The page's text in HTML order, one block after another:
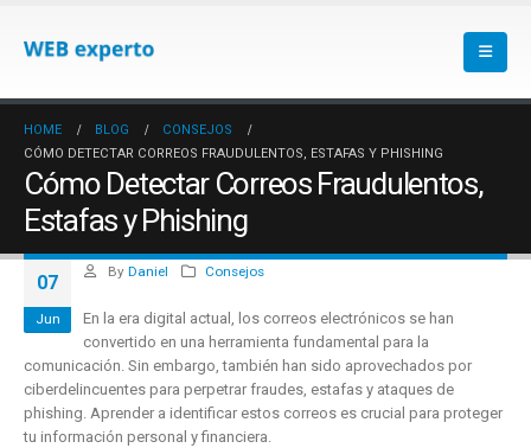
HOME BLOG
CONSEJOS
CÓMO DETECTAR CORREOS FRAUDULENTOS, ESTAFAS Y PHISHING
Cómo Detectar Correos Fraudulentos,
Estafas y Phishing
07
Jun
By Daniel Consejos
En la era digital actual, los correos electrónicos se han
convertido en una herramienta fundamental para la
comunicación. Sin embargo, también han sido aprovechados por
ciberdelincuentes para perpetrar fraudes, estafas y ataques de
phishing. Aprender a identificar estos correos es crucial para proteger
tu información personal y financiera.